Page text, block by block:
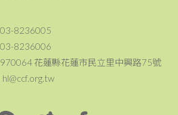
8236005
8236006
花蓮縣花蓮市民立里中興路75號
hl@ccf.org.tw